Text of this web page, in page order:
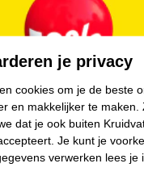
je privacy
cookies om je de beste
en makkelijker te maken.
dat je ook buiten
Je kunt je
verwerken lees je